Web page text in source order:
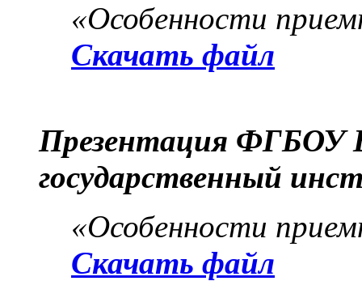
«Особенности
Скачать файл
Презентация ФГБОУ
государственный
«Особенности
Скачать файл